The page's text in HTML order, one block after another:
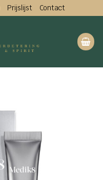
Prijslijst Contact